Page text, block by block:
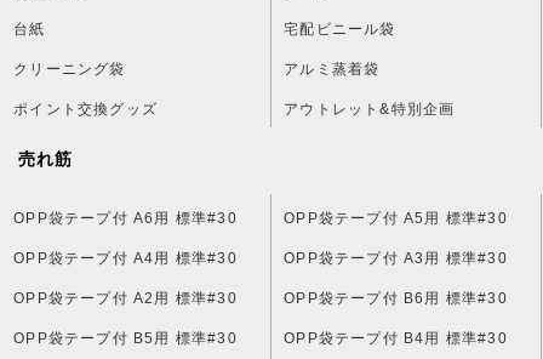
台紙 宅配ビニール袋
クリーニング袋 アルミ蒸着袋
ポイント交換グッズ アウトレット&特別企画
売れ筋
OPP袋テープ付 A6用 標準#30 OPP袋テープ付 A5用 標準#30
OPP袋テープ付 A4用 標準#30 OPP袋テープ付 A3用 標準#30
OPP袋テープ付 A2用 標準#30 OPP袋テープ付 B6用 標準#30
OPP袋テープ付 B5用 標準#30 OPP袋テープ付 B4用 標準#30